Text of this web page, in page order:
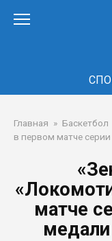
Главная » Баскетбол
в первом матче
матче